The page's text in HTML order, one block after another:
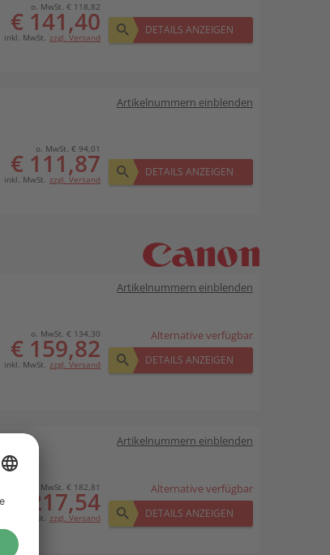
o. MwSt. € 118,82
€ 141,40
inkl. MwSt. zzgl. Versand
DETAILS ANZEIGEN
Artikelnummern einblenden
o. MwSt. € 94,01
€ 111,87
inkl. MwSt. zzgl. Versand
DETAILS ANZEIGEN
Artikelnummern einblenden
o. MwSt. € 134,30
€ 159,82
inkl. MwSt. zzgl. Versand
Alternative verfügbar
DETAILS ANZEIGEN
Artikelnummern einblenden
o. MwSt. € 182,81
€ 217,54
inkl. MwSt. zzgl. Versand
Alternative verfügbar
DETAILS ANZEIGEN